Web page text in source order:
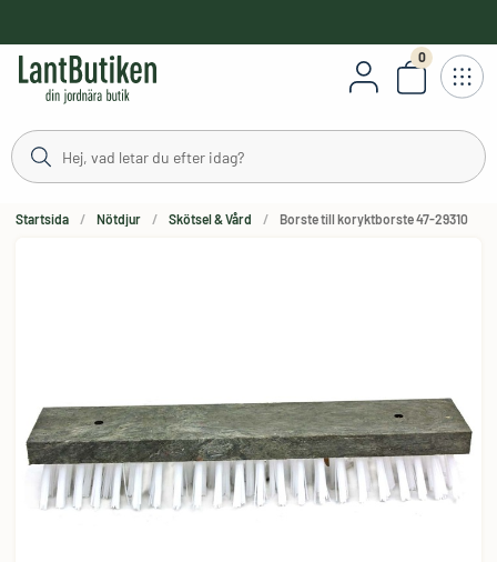
0
Antal
Startsida Nötdjur Skötsel & Vård Borste till koryktborste 47-29310